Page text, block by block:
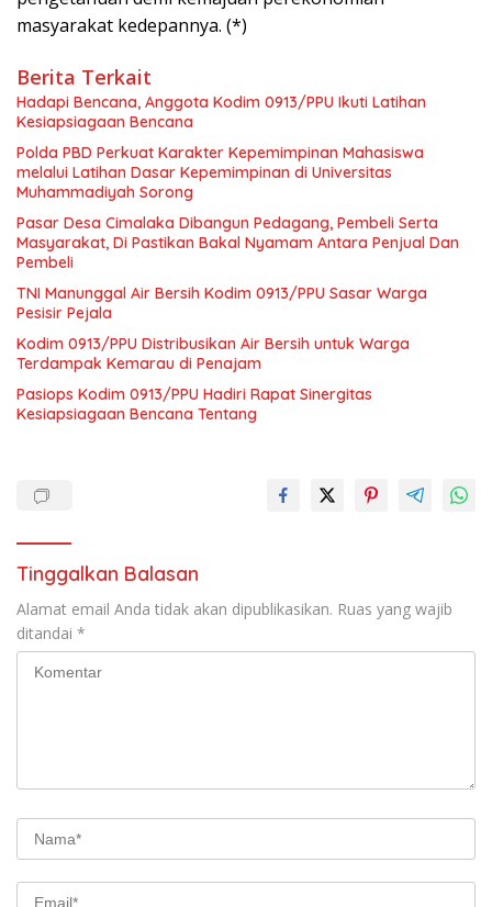
masyarakat kedepannya. (*)
Berita Terkait
Hadapi Bencana, Anggota Kodim 0913/PPU Ikuti Latihan
Kesiapsiagaan Bencana
Polda PBD Perkuat Karakter Kepemimpinan Mahasiswa
melalui Latihan Dasar Kepemimpinan di Universitas
Muhammadiyah Sorong
Pasar Desa Cimalaka Dibangun Pedagang, Pembeli Serta
Masyarakat, Di Pastikan Bakal Nyamam Antara Penjual Dan
Pembeli
TNI Manunggal Air Bersih Kodim 0913/PPU Sasar Warga
Pesisir Pejala
Kodim 0913/PPU Distribusikan Air Bersih untuk Warga
Terdampak Kemarau di Penajam
Pasiops Kodim 0913/PPU Hadiri Rapat Sinergitas
Kesiapsiagaan Bencana Tentang
Tinggalkan Balasan
Alamat email Anda tidak akan dipublikasikan. Ruas yang wajib
ditandai *